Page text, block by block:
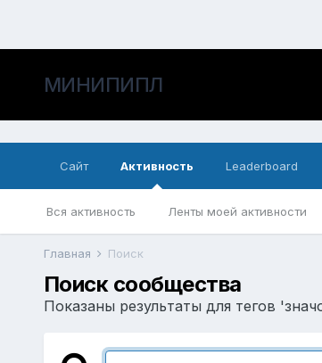
МИНИПИПЛ
Сайт Активность
Вся активность Ленты моей активности
Leaderboard
Главная Поиск
Поиск сообщества
Показаны результаты для тегов